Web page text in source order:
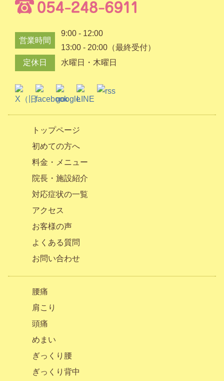
営業時間
9:00 - 12:00
13:00 - 20:00（最終受付）
定休日
水曜日・木曜日
トップページ
初めての方へ
料金・メニュー
院長・施設紹介
対応症状の一覧
アクセス
お客様の声
よくある質問
お問い合わせ
腰痛
肩こり
頭痛
めまい
ぎっくり腰
ぎっくり背中